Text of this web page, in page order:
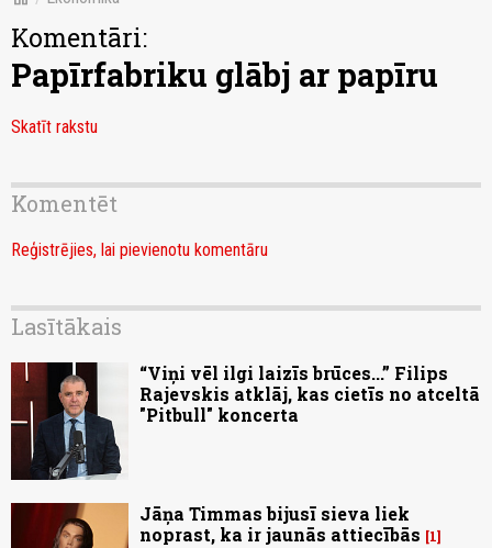
Komentāri:
Papīrfabriku glābj ar papīru
Skatīt rakstu
Komentēt
Reģistrējies, lai pievienotu komentāru
Lasītākais
“Viņi vēl ilgi laizīs brūces...” Filips
Rajevskis atklāj, kas cietīs no atceltā
"Pitbull" koncerta
Jāņa Timmas bijusī sieva liek
noprast, ka ir jaunās attiecībās
1